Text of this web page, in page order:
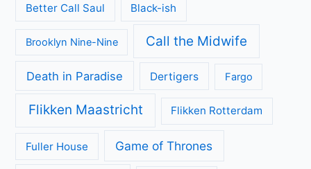
Better Call Saul Black-ish
Brooklyn Nine-Nine Call the Midwife
Death in Paradise Dertigers Fargo
Flikken Maastricht Flikken Rotterdam
Fuller House Game of Thrones